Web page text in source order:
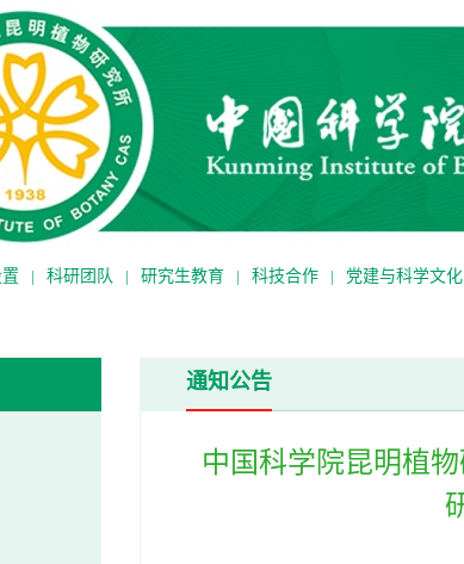
| 科研团队 | 研究生教育 | 科技合作 | 党建与科学文化
通知公告
中国科学院昆明植